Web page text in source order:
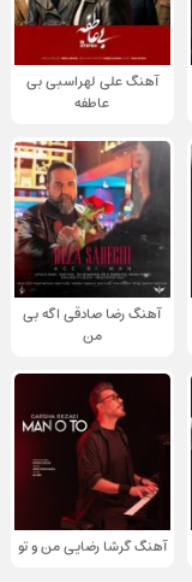
آهنگ علی لهراسبی بی
عاطفه
آهنگ رضا صادقی اگه بی
من
آهنگ گرشا رضایی من و تو